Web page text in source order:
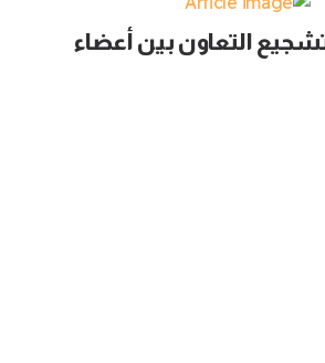
التعاون بين أعضاء